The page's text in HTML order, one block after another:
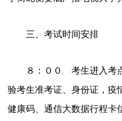
三、考试时间安排
８：００ 考生进入考
验考生准考证、身份证，疫
健康码、通信大数据行程卡